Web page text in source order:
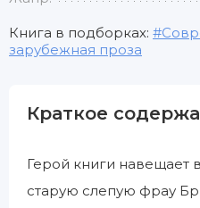
Книга в подборках:
зарубежная проза
Краткое
Герой книги навещает
старую слепую фрау